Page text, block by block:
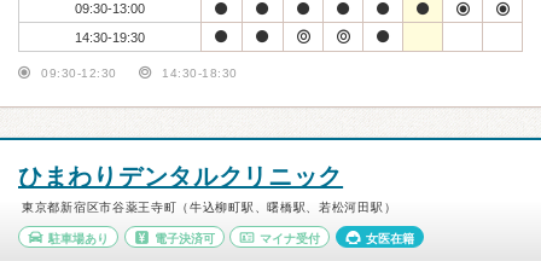
09:30-13:00
14:30-19:30
09:30-12:30 14:30-18:30
ひまわりデンタルクリニック
東京都新宿区市谷薬王寺町（牛込柳町駅、曙橋駅、若松河田駅）
駐車場あり 電子決済可 マイナ受付 女医在籍